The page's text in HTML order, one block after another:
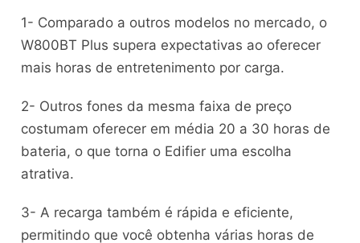
1- Comparado a outros modelos no mercado, o
W800BT Plus supera expectativas ao oferecer
mais horas de entretenimento por carga.
2- Outros fones da mesma faixa de preço
costumam oferecer em média 20 a 30 horas de
bateria, o que torna o Edifier uma escolha
atrativa.
3- A recarga também é rápida e eficiente,
permitindo que você obtenha várias horas de